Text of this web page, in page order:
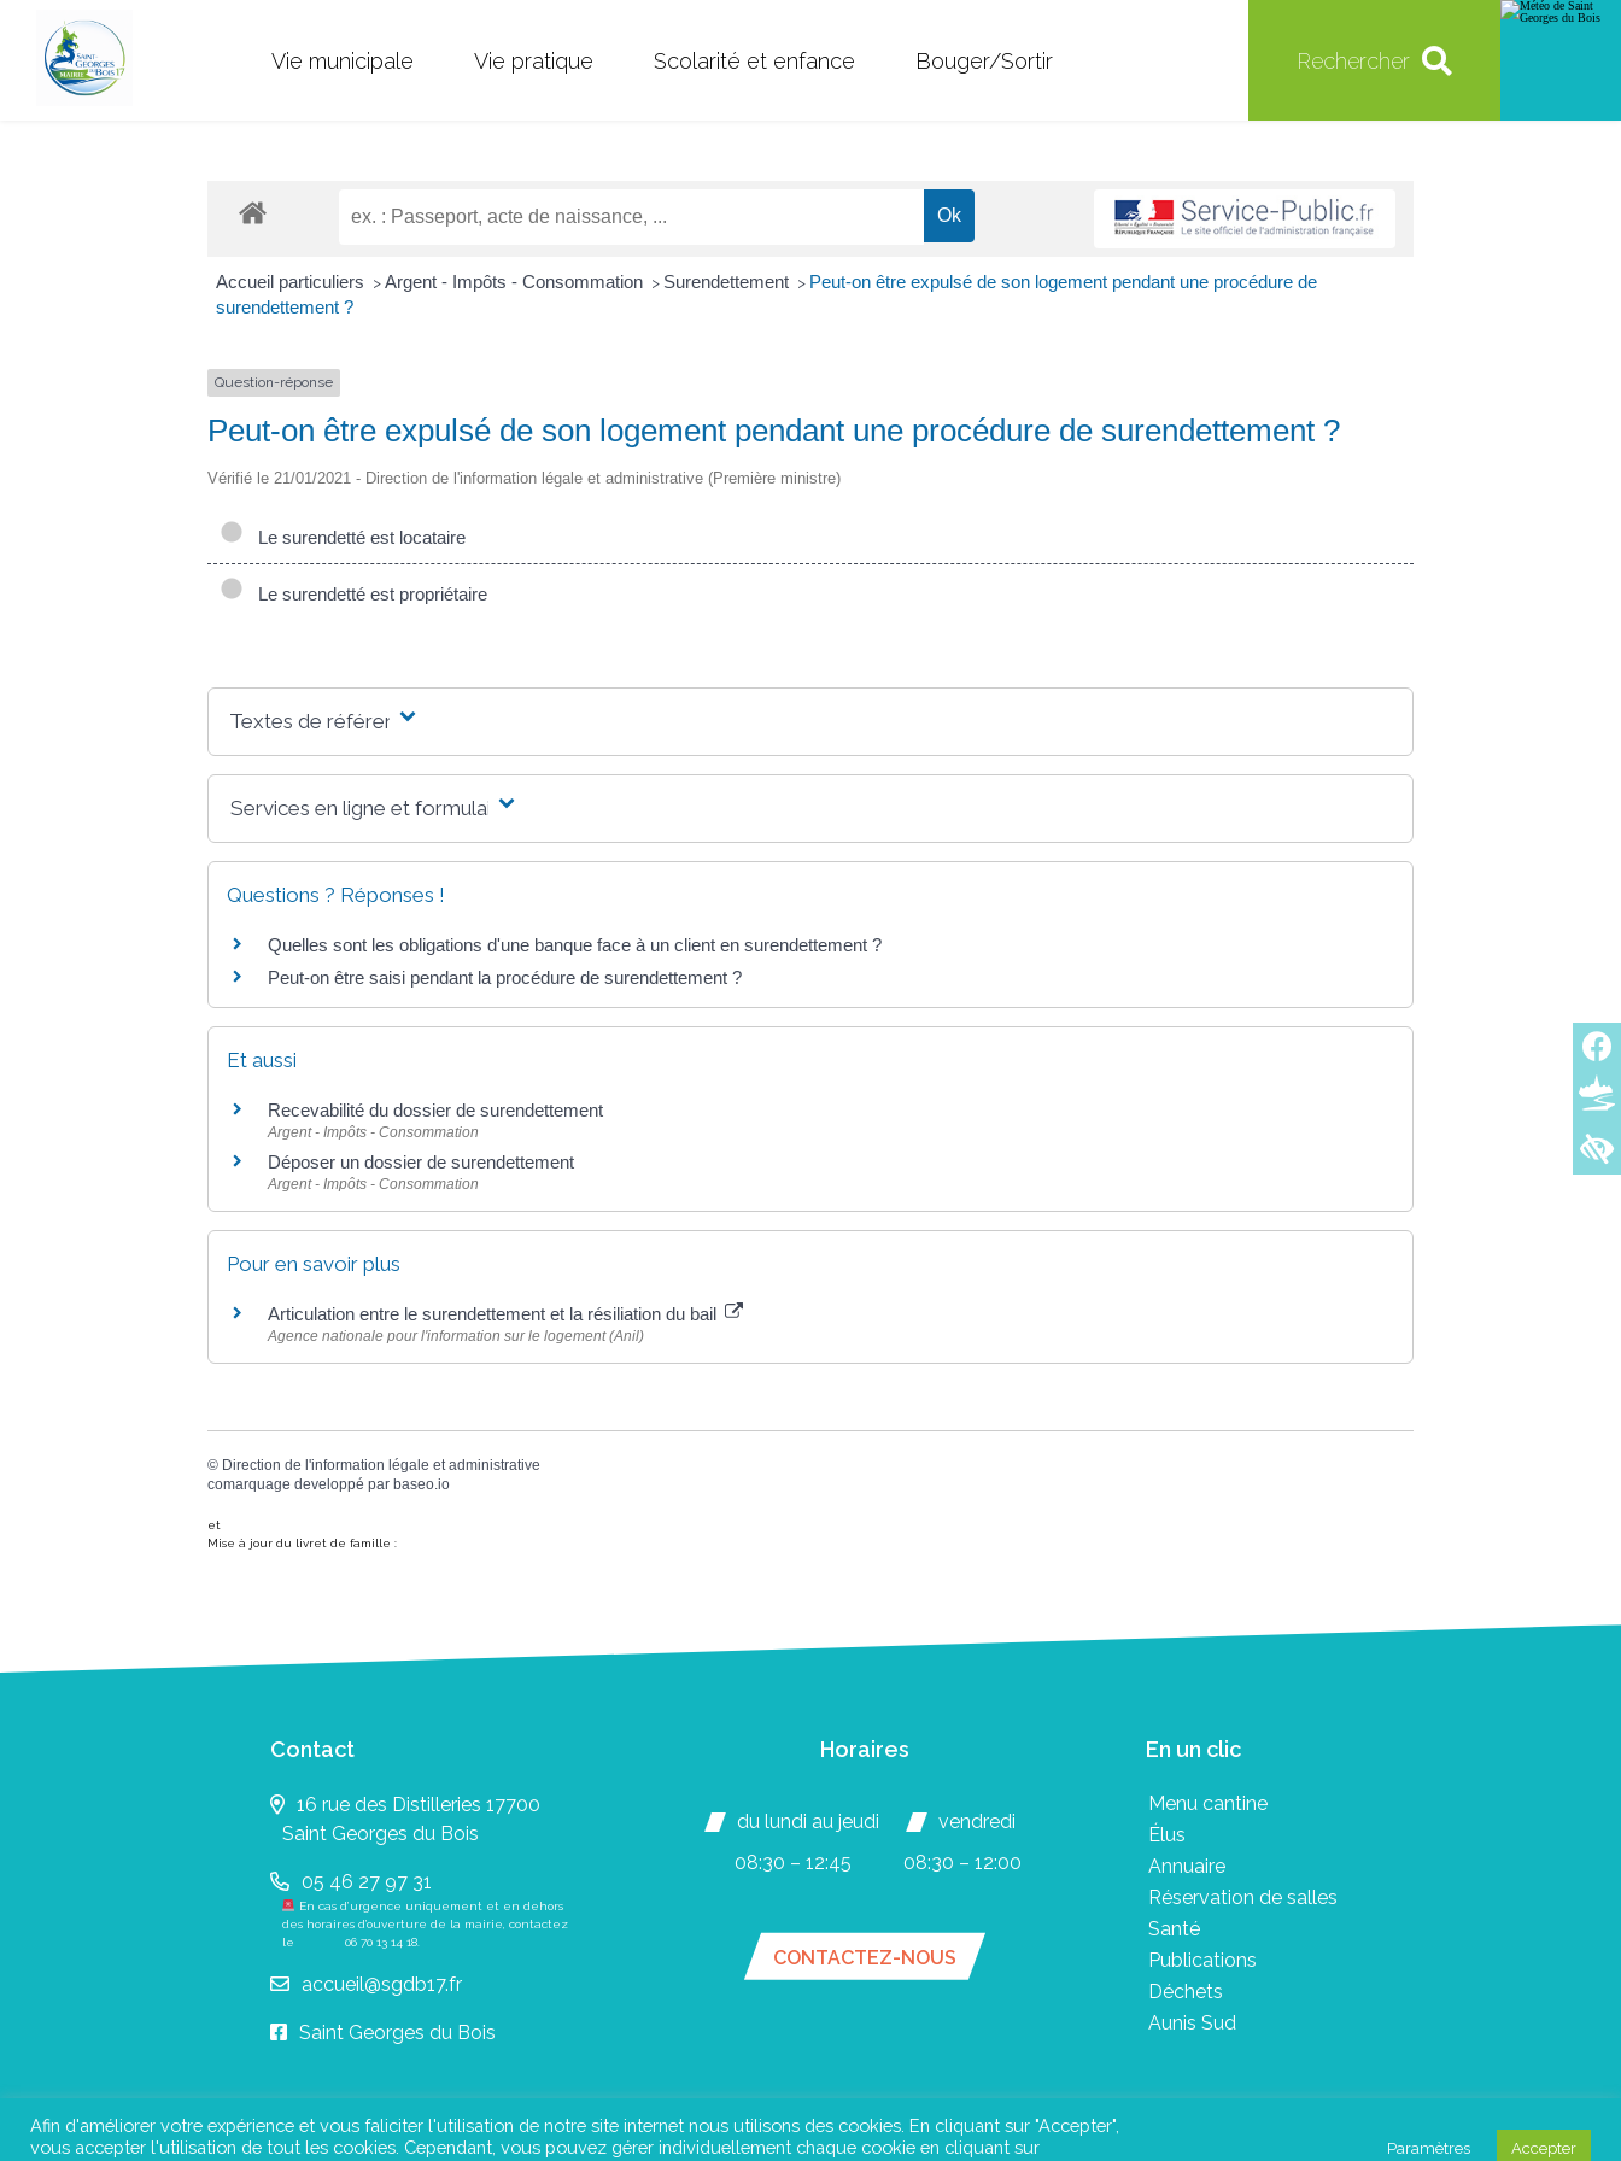
Vie municipale Vie pratique Scolarité et enfance Bouger/Sortir Rechercher
Accueil particuliers > Argent - Impôts - Consommation > Surendettement > Peut-on être expulsé de son logement pendant une procédure de
surendettement ?
Question-réponse
Peut-on être expulsé de son logement pendant une procédure de surendettement ?
Vérifié le 21/01/2021 - Direction de l'information légale et administrative (Première ministre)
Le surendetté est locataire
Le surendetté est propriétaire
Textes de référence
Services en ligne et formulaires
Questions ? Réponses !
Quelles sont les obligations d'une banque face à un client en surendettement ?
Peut-on être saisi pendant la procédure de surendettement ?
Et aussi
Recevabilité du dossier de surendettement
Argent - Impôts - Consommation
Déposer un dossier de surendettement
Argent - Impôts - Consommation
Pour en savoir plus
Articulation entre le surendettement et la résiliation du bail
Agence nationale pour l'information sur le logement (Anil)
© Direction de l'information légale et administrative
comarquage developpé par baseo.io
et
Mise à jour du livret de famille :
Contact
16 rue des Distilleries 17700
Saint Georges du Bois
05 46 27 97 31
En cas d’urgence uniquement et en dehors
des horaires d’ouverture de la mairie, contactez
le 06 70 13 14 18.
accueil@sgdb17.fr
Saint Georges du Bois
Horaires
du lundi au jeudi
08:30 – 12:45
vendredi
08:30 – 12:00
CONTACTEZ-NOUS
En un clic
Menu cantine
Élus
Annuaire
Réservation de salles
Santé
Publications
Déchets
Aunis Sud
Afin d'améliorer votre expérience et vous faliciter l'utilisation de notre site internet nous utilisons des cookies. En cliquant sur "Accepter",
vous accepter l'utilisation de tout les cookies. Cependant, vous pouvez gérer individuellement chaque cookie en cliquant sur
Paramètres Accepter